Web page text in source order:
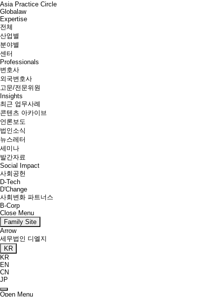
Asia Practice Circle
Globalaw
Expertise
전체
산업별
분야별
센터
Professionals
변호사
외국변호사
고문/전문위원
Insights
최근 업무사례
콘텐츠 아카이브
언론보도
법인소식
뉴스레터
세미나
발간자료
Social Impact
사회공헌
D-Tech
D'Change
사회변화 파트너스
B-Corp
Close Menu
Family Site
Arrow
세무법인 디엘지
KR
KR
EN
CN
JP
Open Menu